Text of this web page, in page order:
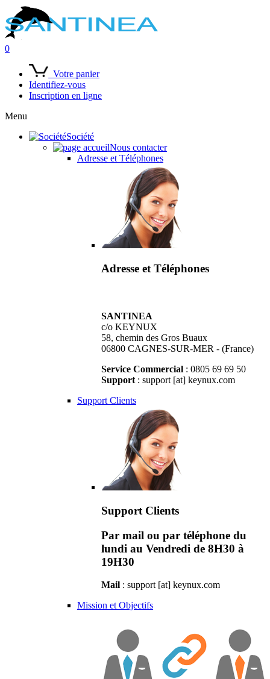
0
Votre panier
Identifiez-vous
Inscription en ligne
Menu
Société
Nous contacter
Adresse et Téléphones
Adresse et Téléphones
SANTINEA
c/o KEYNUX
58, chemin des Gros Buaux
06800 CAGNES-SUR-MER - (France)
Service Commercial : 0805 69 69 50
Support : support [at] keynux.com
Support Clients
Support Clients
Par mail ou par téléphone du
lundi au Vendredi de 8H30 à
19H30
Mail : support [at] keynux.com
Mission et Objectifs